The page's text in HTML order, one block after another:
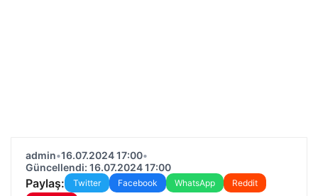
admin•16.07.2024 17:00•
Güncellendi: 16.07.2024 17:00
Paylaş: Twitter Facebook WhatsApp
Reddit